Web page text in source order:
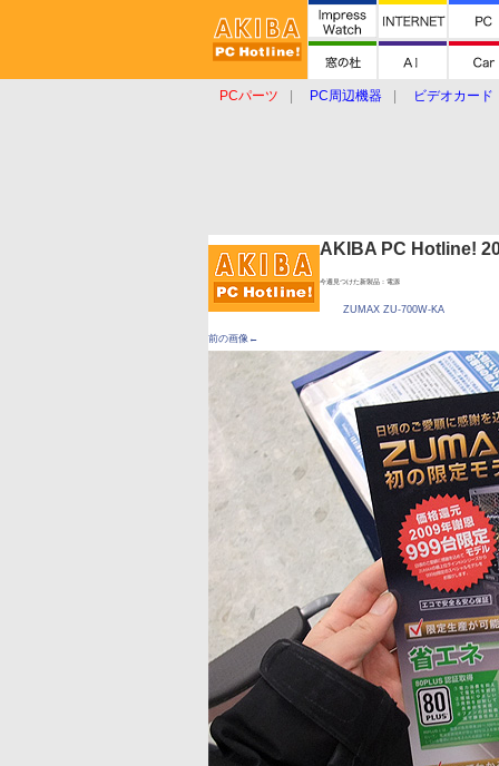
PCパーツ PC周辺機器
ビデオカード
AKIBA PC Hotline!
今週見つけた新製品：電源
ZUMAX ZU-700W-KA
前の画像←